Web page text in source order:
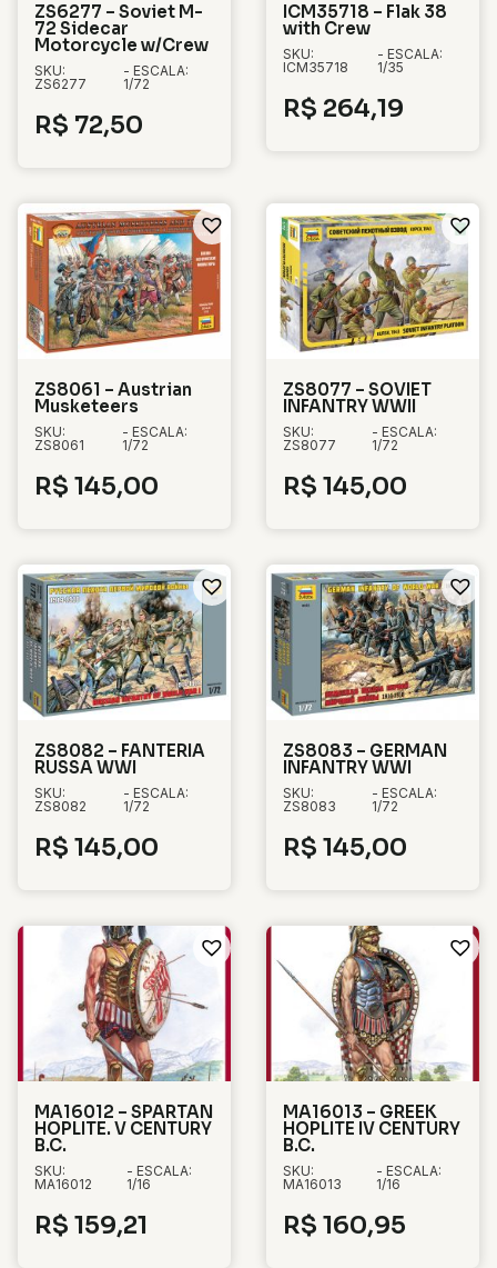
ZS6277 – Soviet M-
72 Sidecar
Motorcycle w/Crew
SKU:
ZS6277
- ESCALA:
1/72
R$ 72,50
ICM35718 – Flak 38
with Crew
SKU:
ICM35718
- ESCALA:
1/35
R$ 264,19
ZS8061 – Austrian
Musketeers
SKU:
ZS8061
- ESCALA:
1/72
R$ 145,00
ZS8077 – SOVIET
INFANTRY WWII
SKU:
ZS8077
- ESCALA:
1/72
R$ 145,00
ZS8082 – FANTERIA
RUSSA WWI
SKU:
ZS8082
- ESCALA:
1/72
R$ 145,00
ZS8083 – GERMAN
INFANTRY WWI
SKU:
ZS8083
- ESCALA:
1/72
R$ 145,00
MA16012 – SPARTAN
HOPLITE. V CENTURY
B.C.
SKU:
MA16012
- ESCALA:
1/16
R$ 159,21
MA16013 – GREEK
HOPLITE IV CENTURY
B.C.
SKU:
MA16013
- ESCALA:
1/16
R$ 160,95